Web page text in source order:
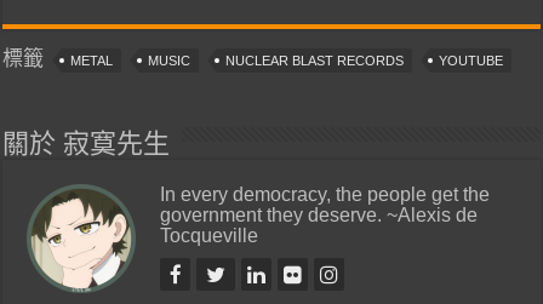
標籤 METAL MUSIC NUCLEAR BLAST RECORDS YOUTUBE
關於 寂寞先生
In every democracy, the people get the
government they deserve. ~Alexis de
Tocqueville